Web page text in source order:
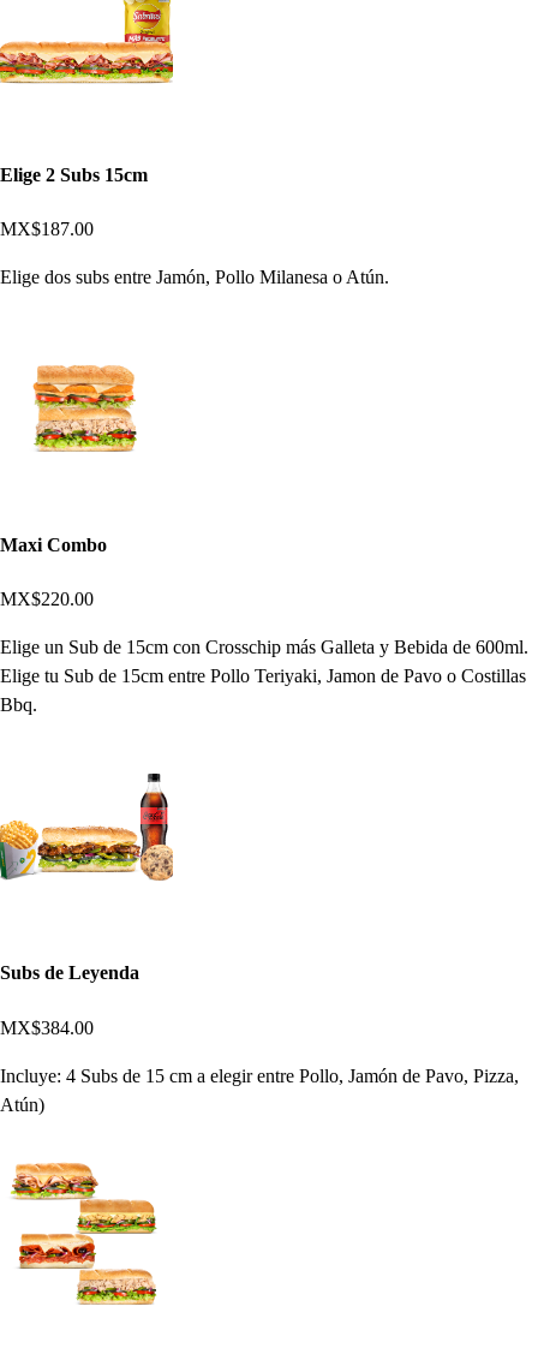
Elige 2 Subs 15cm
MX$187.00
Elige dos subs entre Jamón, Pollo Milanesa o Atún.
Maxi Combo
MX$220.00
Elige un Sub de 15cm con Crosschip más Galleta y Bebida de 600ml.
Elige tu Sub de 15cm entre Pollo Teriyaki, Jamon de Pavo o Costillas
Bbq.
Subs de Leyenda
MX$384.00
Incluye: 4 Subs de 15 cm a elegir entre Pollo, Jamón de Pavo, Pizza,
Atún)